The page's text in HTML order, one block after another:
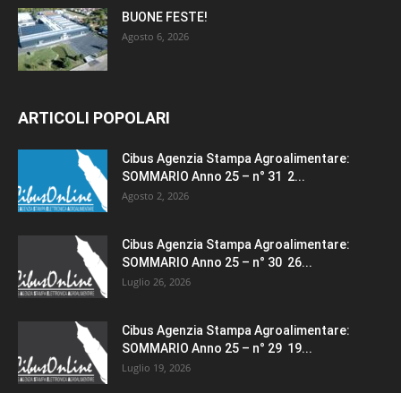
BUONE FESTE!
Agosto 6, 2026
ARTICOLI POPOLARI
Cibus Agenzia Stampa Agroalimentare:
SOMMARIO Anno 25 – n° 31 2...
Agosto 2, 2026
Cibus Agenzia Stampa Agroalimentare:
SOMMARIO Anno 25 – n° 30 26...
Luglio 26, 2026
Cibus Agenzia Stampa Agroalimentare:
SOMMARIO Anno 25 – n° 29 19...
Luglio 19, 2026